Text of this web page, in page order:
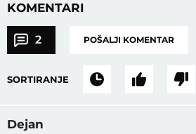
KOMENTARI
2 POŠALJI KOMENTAR
SORTIRANJE
Dejan